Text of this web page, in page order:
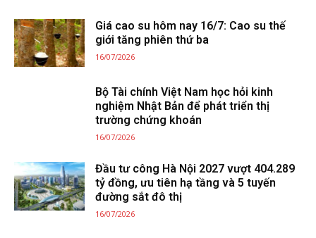
Giá cao su hôm nay 16/7: Cao su thế
giới tăng phiên thứ ba
16/07/2026
Bộ Tài chính Việt Nam học hỏi kinh
nghiệm Nhật Bản để phát triển thị
trường chứng khoán
16/07/2026
Đầu tư công Hà Nội 2027 vượt 404.289
tỷ đồng, ưu tiên hạ tầng và 5 tuyến
đường sắt đô thị
16/07/2026